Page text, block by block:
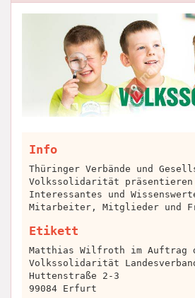
Info
Thüringer Verbände und
Volkssolidarität präsentieren
Interessantes und
Mitarbeiter, Mitglieder und
Etikett
Matthias Wilfroth im Auftrag
Volkssolidarität
Huttenstraße 2-3
99084 Erfurt